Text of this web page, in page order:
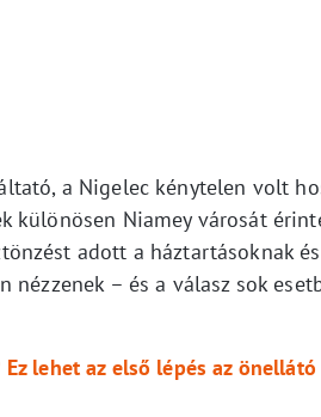
a Nigelec kénytelen volt
különösen Niamey városát
adott a háztartásoknak és
– és a válasz sok
lehet az első lépés az